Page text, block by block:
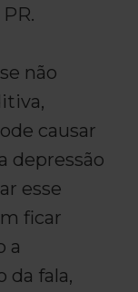
não
causar
depressão
esse
ficar
a
da fala,